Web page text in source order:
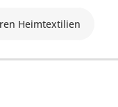
Heimtextilien